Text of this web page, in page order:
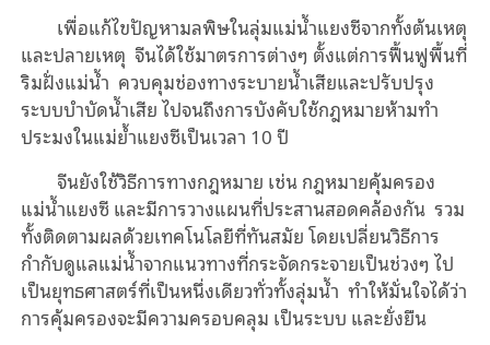
เพื่อแก้ไขปัญหามลพิษในลุ่มแม่น้ำแยงซีจากทั้งต้นเหตุ
และปลายเหตุ จีนได้ใช้มาตรการต่างๆ ตั้งแต่การฟื้นฟูพื้นที่
ริมฝั่งแม่น้ำ ควบคุมช่องทางระบายน้ำเสียและปรับปรุง
ระบบบำบัดน้ำเสีย ไปจนถึงการบังคับใช้กฎหมายห้ามทำ
ประมงในแม่ย้ำแยงซีเป็นเวลา 10 ปี
จีนยังใช้วิธีการทางกฎหมาย เช่น กฎหมายคุ้มครอง
แม่น้ำแยงซี และมีการวางแผนที่ประสานสอดคล้องกัน รวม
ทั้งติดตามผลด้วยเทคโนโลยีที่ทันสมัย โดยเปลี่ยนวิธีการ
กำกับดูแลแม่น้ำจากแนวทางที่กระจัดกระจายเป็นช่วงๆ ไป
เป็นยุทธศาสตร์ที่เป็นหนึ่งเดียวทั่วทั้งลุ่มน้ำ ทำให้มั่นใจได้ว่า
การคุ้มครองจะมีความครอบคลุม เป็นระบบ และยั่งยืน